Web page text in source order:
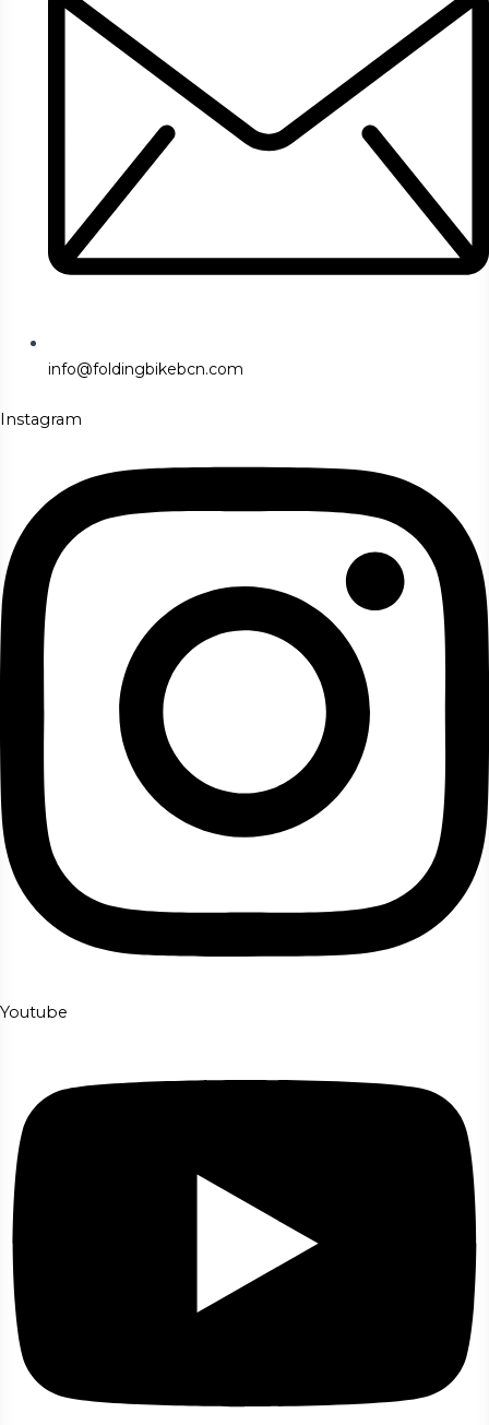
info@foldingbikebcn.com
Instagram
Youtube